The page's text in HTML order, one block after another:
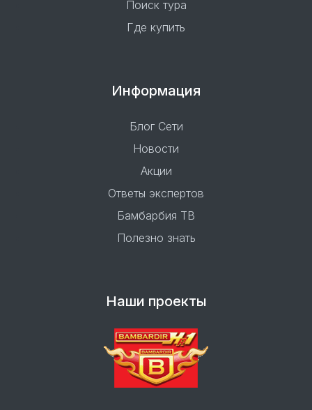
Поиск тура
Где купить
Информация
Блог Сети
Новости
Акции
Ответы экспертов
Бамбарбия ТВ
Полезно знать
Наши проекты